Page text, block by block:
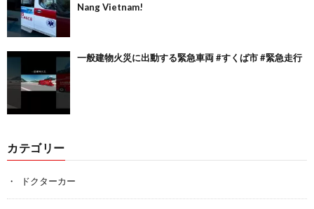
Nang Vietnam!
一般建物火災に出動する緊急車両 #すくば市 #緊急走行
カテゴリー
ドクターカー